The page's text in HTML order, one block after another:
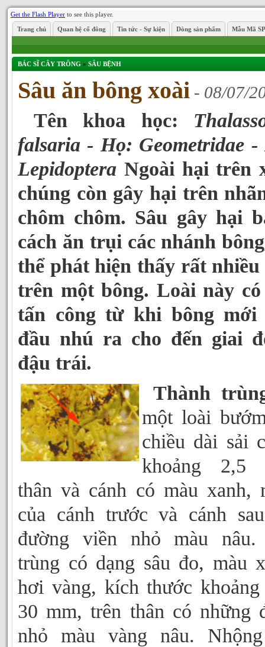
Get the Flash Player to see this player.
Trang chủ Quan hệ cổ đông Tin tức - Sự kiện Dòng sản phẩm Mẫu Mã SP
BÁC SĨ CÂY TRÔNG » SÂU BỆNH
Sâu ăn bông xoài - 08/07/
Tên khoa học:
falsaria - Họ: Geometridae -
Lepidoptera Ngoài hại trên
chúng còn gây hại trên
chôm chôm. Sâu gây hại
cách ăn trụi các nhánh
thể phát hiện thấy rất nhiều
trên một bông. Loài này
tấn công từ khi bông mới
đầu nhú ra cho đến giai
đậu trái.
Thành
một loài
chiều dài sải
khoảng 2,5
thân và cánh có màu xanh,
của cánh trước và cánh
đường viền nhỏ màu
trùng có dạng sâu đo, màu
hơi vàng, kích thước
30 mm, trên thân có những
nhỏ màu vàng nâu.